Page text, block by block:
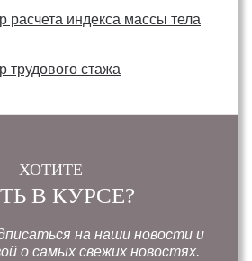
расчета индекса массы тела
трудового стажа
ХОТИТЕ
В КУРСЕ?
на наши новости и
о самых свежих новостях.